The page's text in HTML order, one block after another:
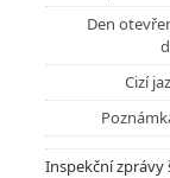
Den
Cizí
Inspekční zprávy